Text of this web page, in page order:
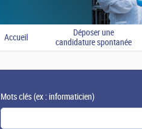
Accueil
Déposer une
candidature spontanée
Mots clés(ex : informaticien)